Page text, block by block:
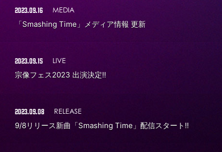
2023.09.16 MEDIA
「Smashing Time」メディア情報 更新
2023.09.15 LIVE
宗像フェス2023 出演決定!!
2023.09.08 RELEASE
9/8リリース新曲「Smashing Time」配信スタート!!